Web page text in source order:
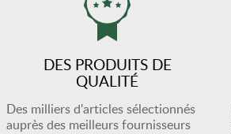
DES PRODUITS DE
QUALITÉ
Des milliers d'articles sélectionnés
auprès des meilleurs fournisseurs